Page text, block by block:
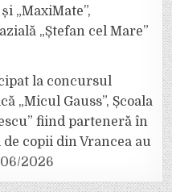
„MaxiMate”,
„Ștefan cel Mare”
la concursul
„Micul Gauss”, Școala
fiind parteneră în
copii din Vrancea au
2026